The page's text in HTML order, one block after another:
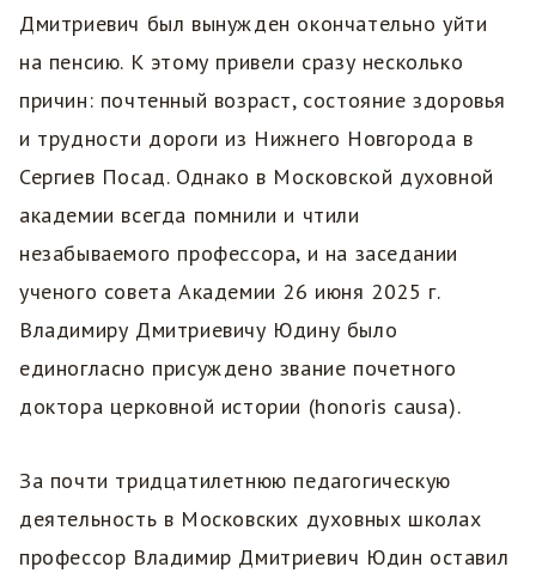
Дмитриевич был вынужден окончательно уйти
на пенсию. К этому привели сразу несколько
причин: почтенный возраст, состояние здоровья
и трудности дороги из Нижнего Новгорода в
Сергиев Посад. Однако в Московской духовной
академии всегда помнили и чтили
незабываемого профессора, и на заседании
ученого совета Академии 26 июня 2025 г.
Владимиру Дмитриевичу Юдину было
единогласно присуждено звание почетного
доктора церковной истории (honoris causa).
За почти тридцатилетнюю педагогическую
деятельность в Московских духовных школах
профессор Владимир Дмитриевич Юдин оставил